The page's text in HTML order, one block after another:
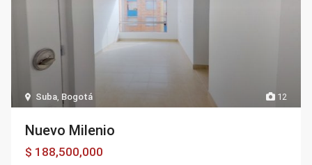
12
Suba Bogotá
Nuevo Milenio
$ 188,500,000